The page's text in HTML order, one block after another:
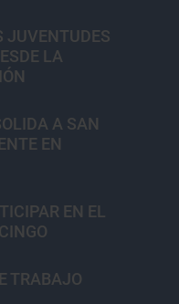
JUVENTUDES
LA
A SAN
EN
EN EL
TRABAJO